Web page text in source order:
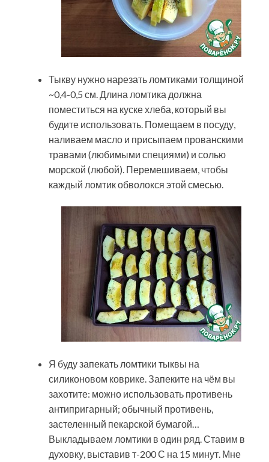
Тыкву нужно нарезать ломтиками толщиной
~0,4-0,5 см. Длина ломтика должна
поместиться на куске хлеба, который вы
будите использовать. Помещаем в посуду,
наливаем масло и присыпаем прованскими
травами (любимыми специями) и солью
морской (любой). Перемешиваем, чтобы
каждый ломтик обволокся этой смесью.
Я буду запекать ломтики тыквы на
силиконовом коврике. Запеките на чём вы
захотите: можно использовать противень
антипригарный; обычный противень,
застеленный пекарской бумагой…
Выкладываем ломтики в один ряд. Ставим в
духовку, выставив т-200 С на 15 минут. Мне